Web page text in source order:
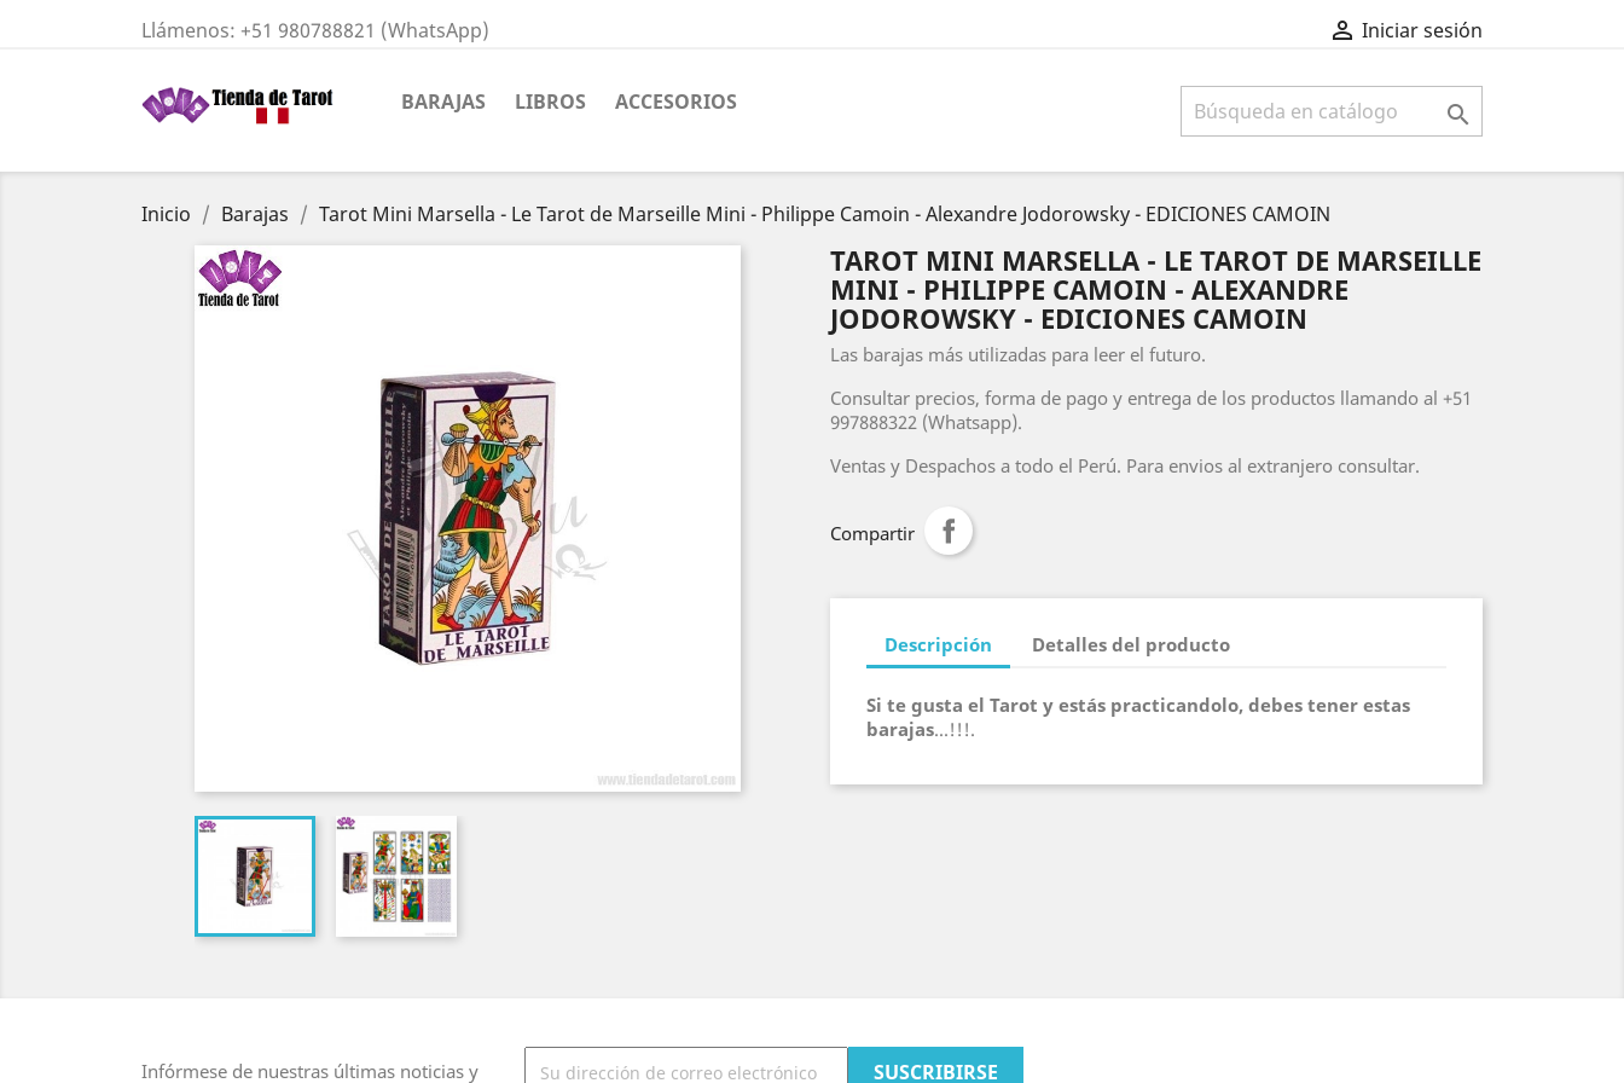
Llámenos: +51 980788821 (WhatsApp)  Iniciar sesión
BARAJAS LIBROS ACCESORIOS 
Inicio Barajas Tarot Mini Marsella - Le Tarot de Marseille Mini - Philippe Camoin - Alexandre Jodorowsky - EDICIONES CAMOIN
TAROT MINI MARSELLA - LE TAROT DE MARSEILLE
MINI - PHILIPPE CAMOIN - ALEXANDRE
JODOROWSKY - EDICIONES CAMOIN
Las barajas más utilizadas para leer el futuro.
Consultar precios, forma de pago y entrega de los productos llamando al +51
997888322 (Whatsapp).
Ventas y Despachos a todo el Perú. Para envios al extranjero consultar.
Compartir
Descripción Detalles del producto
Si te gusta el Tarot y estás practicandolo, debes tener estas
barajas...!!!.
Infórmese de nuestras últimas noticias y